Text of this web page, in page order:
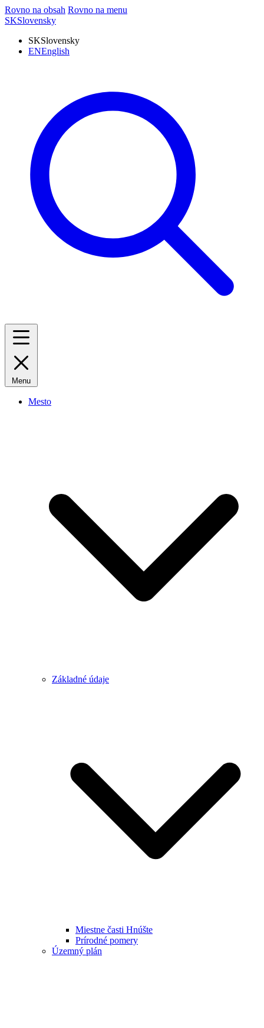
Rovno na obsah Rovno na menu
SKSlovensky
SKSlovensky
ENEnglish
Menu
Mesto
Základné údaje
Miestne časti Hnúšte
Prírodné pomery
Územný plán